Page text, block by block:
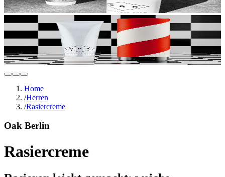
Home
/Herren
/Rasiercreme
Oak Berlin
Rasiercreme